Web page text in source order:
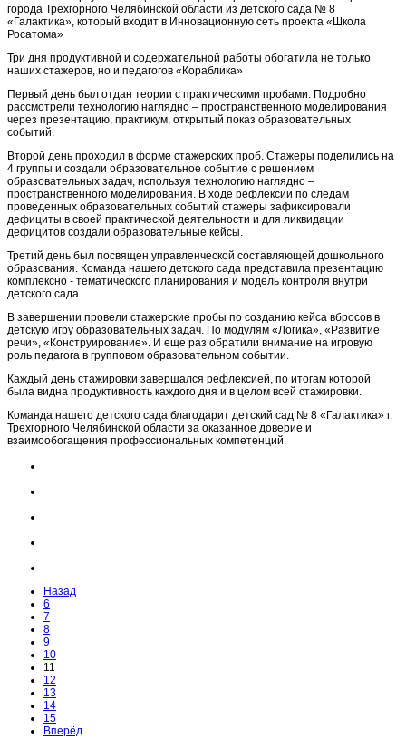
города Трехгорного Челябинской области из детского сада № 8
«Галактика», который входит в Инновационную сеть проекта «Школа
Росатома»
Три дня продуктивной и содержательной работы обогатила не только
наших стажеров, но и педагогов «Кораблика»
Первый день был отдан теории с практическими пробами. Подробно
рассмотрели технологию наглядно – пространственного моделирования
через презентацию, практикум, открытый показ образовательных
событий.
Второй день проходил в форме стажерских проб. Стажеры поделились на
4 группы и создали образовательное событие с решением
образовательных задач, используя технологию наглядно –
пространственного моделирования. В ходе рефлексии по следам
проведенных образовательных событий стажеры зафиксировали
дефициты в своей практической деятельности и для ликвидации
дефицитов создали образовательные кейсы.
Третий день был посвящен управленческой составляющей дошкольного
образования. Команда нашего детского сада представила презентацию
комплексно - тематического планирования и модель контроля внутри
детского сада.
В завершении провели стажерские пробы по созданию кейса вбросов в
детскую игру образовательных задач. По модулям «Логика», «Развитие
речи», «Конструирование». И еще раз обратили внимание на игровую
роль педагога в групповом образовательном событии.
Каждый день стажировки завершался рефлексией, по итогам которой
была видна продуктивность каждого дня и в целом всей стажировки.
Команда нашего детского сада благодарит детский сад № 8 «Галактика» г.
Трехгорного Челябинской области за оказанное доверие и
взаимообогащения профессиональных компетенций.
Назад
6
7
8
9
10
11
12
13
14
15
Вперёд